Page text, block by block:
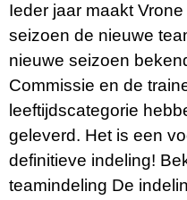
Ieder jaar maakt
seizoen de nieuwe
nieuwe seizoen
Commissie en de
leeftijdscategorie
geleverd. Het is een
definitieve indeling!
teamindeling De